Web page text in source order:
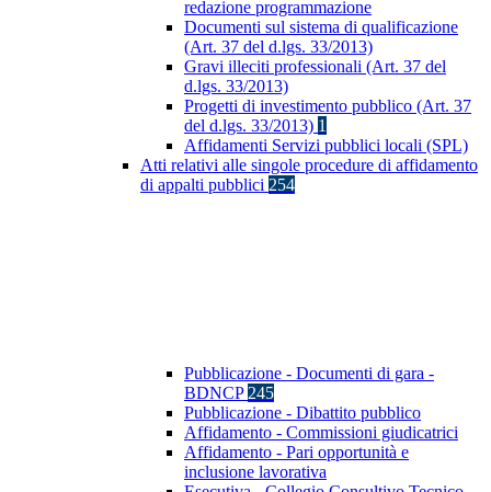
redazione programmazione
Documenti sul sistema di qualificazione
(Art. 37 del d.lgs. 33/2013)
Gravi illeciti professionali (Art. 37 del
d.lgs. 33/2013)
Progetti di investimento pubblico (Art. 37
del d.lgs. 33/2013) 1
Affidamenti Servizi pubblici locali (SPL)
Atti relativi alle singole procedure di affidamento
di appalti pubblici 254
Pubblicazione - Documenti di gara -
BDNCP 245
Pubblicazione - Dibattito pubblico
Affidamento - Commissioni giudicatrici
Affidamento - Pari opportunità e
inclusione lavorativa